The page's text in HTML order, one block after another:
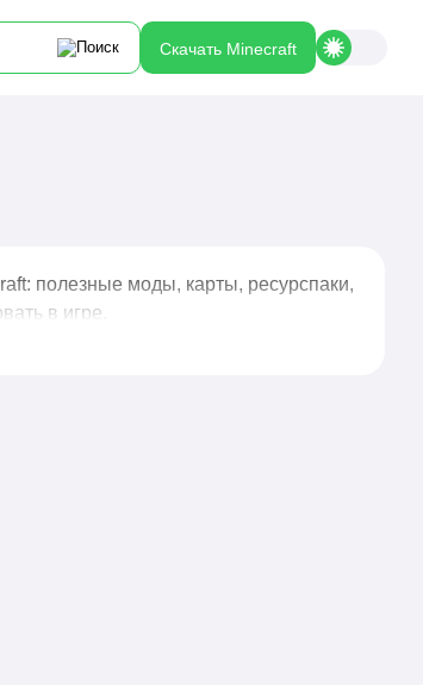
Скачать Minecraft
полезные моды, карты, ресурспаки,
в игре.